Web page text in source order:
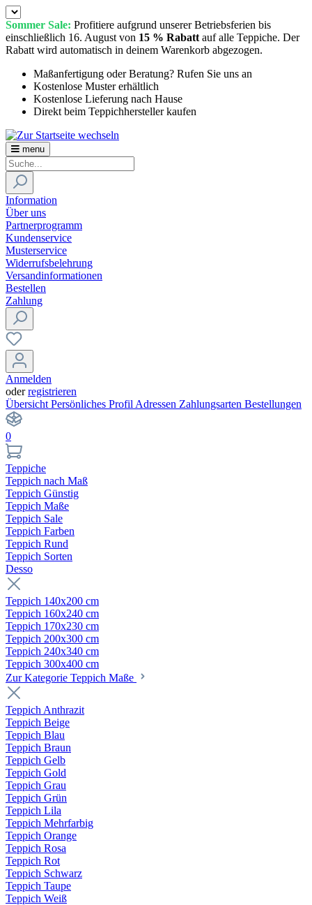
Sommer Sale: Profitiere aufgrund unserer Betriebsferien bis
einschließlich 16. August von 15 % Rabatt auf alle Teppiche. Der
Rabatt wird automatisch in deinem Warenkorb abgezogen.
Maßanfertigung oder Beratung? Rufen Sie uns an
Kostenlose Muster erhältlich
Kostenlose Lieferung nach Hause
Direkt beim Teppichhersteller kaufen
menu
Information
Über uns
Partnerprogramm
Kundenservice
Musterservice
Widerrufsbelehrung
Versandinformationen
Bestellen
Zahlung
Anmelden
oderregistrieren
Übersicht Persönliches Profil Adressen Zahlungsarten Bestellungen
0
Teppiche
Teppich nach Maß
Teppich Günstig
Teppich Maße
Teppich Sale
Teppich Farben
Teppich Rund
Teppich Sorten
Desso
Teppich 140x200 cm
Teppich 160x240 cm
Teppich 170x230 cm
Teppich 200x300 cm
Teppich 240x340 cm
Teppich 300x400 cm
Zur Kategorie Teppich Maße
Teppich Anthrazit
Teppich Beige
Teppich Blau
Teppich Braun
Teppich Gelb
Teppich Gold
Teppich Grau
Teppich Grün
Teppich Lila
Teppich Mehrfarbig
Teppich Orange
Teppich Rosa
Teppich Rot
Teppich Schwarz
Teppich Taupe
Teppich Weiß